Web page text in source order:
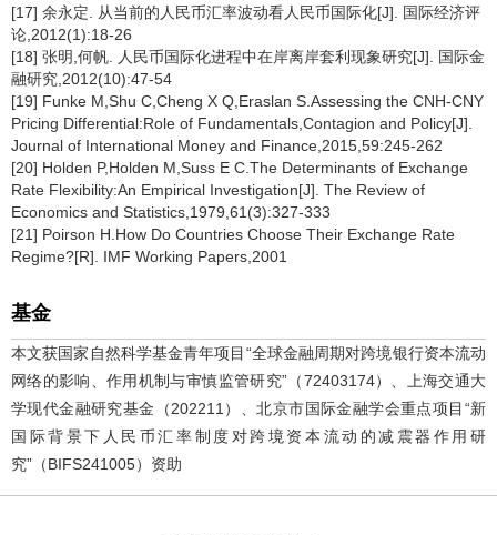
[17] 余永定. 从当前的人民币汇率波动看人民币国际化[J]. 国际经济评
论,2012(1):18-26
[18] 张明,何帆. 人民币国际化进程中在岸离岸套利现象研究[J]. 国际金
融研究,2012(10):47-54
[19] Funke M,Shu C,Cheng X Q,Eraslan S.Assessing the CNH-CNY
Pricing Differential:Role of Fundamentals,Contagion and Policy[J].
Journal of International Money and Finance,2015,59:245-262
[20] Holden P,Holden M,Suss E C.The Determinants of Exchange
Rate Flexibility:An Empirical Investigation[J]. The Review of
Economics and Statistics,1979,61(3):327-333
[21] Poirson H.How Do Countries Choose Their Exchange Rate
Regime?[R]. IMF Working Papers,2001
基金
本文获国家自然科学基金青年项目“全球金融周期对跨境银行资本流动
网络的影响、作用机制与审慎监管研究”（72403174）、上海交通大
学现代金融研究基金（202211）、北京市国际金融学会重点项目“新
国际背景下人民币汇率制度对跨境资本流动的减震器作用研
究”（BIFS241005）资助